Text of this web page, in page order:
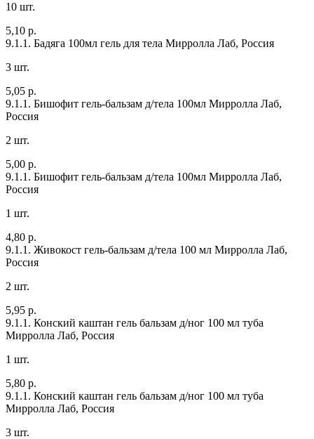
10 шт.
5,10 р.
9.1.1. Бадяга 100мл гель для тела Мирролла Лаб, Россия
3 шт.
5,05 р.
9.1.1. Бишофит гель-бальзам д/тела 100мл Мирролла Лаб,
Россия
2 шт.
5,00 р.
9.1.1. Бишофит гель-бальзам д/тела 100мл Мирролла Лаб,
Россия
1 шт.
4,80 р.
9.1.1. Живокост гель-бальзам д/тела 100 мл Мирролла Лаб,
Россия
2 шт.
5,95 р.
9.1.1. Конский каштан гель бальзам д/ног 100 мл туба
Мирролла Лаб, Россия
1 шт.
5,80 р.
9.1.1. Конский каштан гель бальзам д/ног 100 мл туба
Мирролла Лаб, Россия
3 шт.